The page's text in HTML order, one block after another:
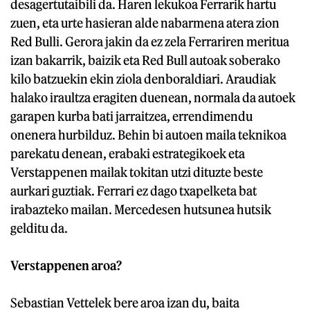
desagertutaibili da. Haren lekukoa Ferrarik hartu
zuen, eta urte hasieran alde nabarmena atera zion
Red Bulli. Gerora jakin da ez zela Ferrariren meritua
izan bakarrik, baizik eta Red Bull autoak soberako
kilo batzuekin ekin ziola denboraldiari. Araudiak
halako iraultza eragiten duenean, normala da autoek
garapen kurba bati jarraitzea, errendimendu
onenera hurbilduz. Behin bi autoen maila teknikoa
parekatu denean, erabaki estrategikoek eta
Verstappenen mailak tokitan utzi dituzte beste
aurkari guztiak. Ferrari ez dago txapelketa bat
irabazteko mailan. Mercedesen hutsunea hutsik
gelditu da.
Verstappenen aroa?
Sebastian Vettelek bere aroa izan du, baita